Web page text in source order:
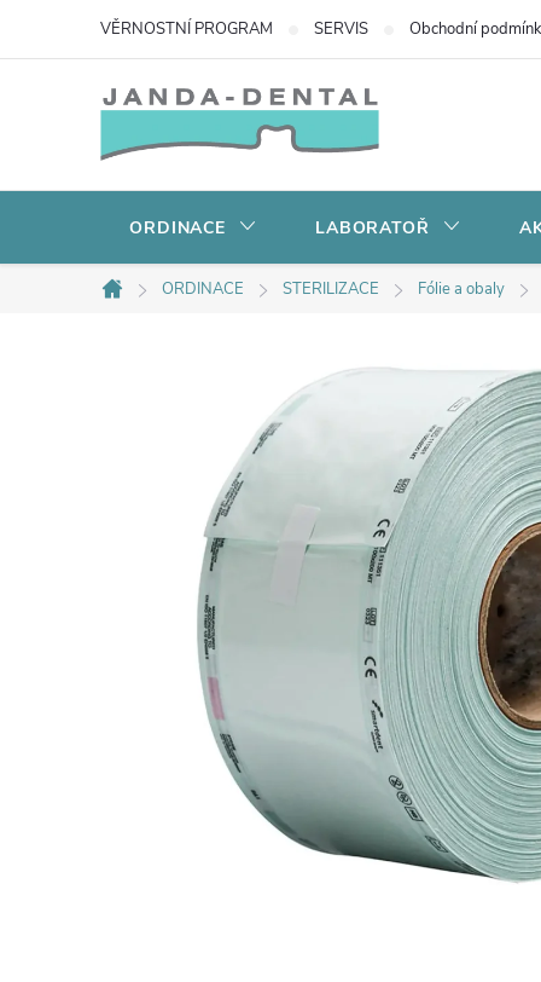
VĚRNOSTNÍ PROGRAM SERVIS Obchodní
ORDINACE LABORATOŘ
Domů
ORDINACE STERILIZACE Fólie a obaly